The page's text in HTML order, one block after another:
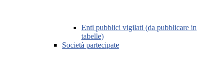
Enti pubblici vigilati (da pubblicare in
tabelle)
Società partecipate